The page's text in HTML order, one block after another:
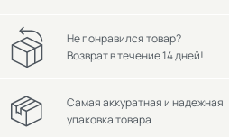
Не понравился товар?
Возврат в течение 14 дней!
Самая аккуратная и надежная
упаковка товара